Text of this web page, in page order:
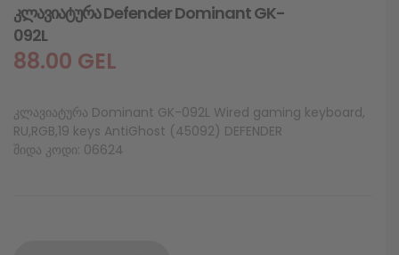
კლავიატურა Defender Dominant GK-
092L
88.00 GEL
კლავიატურა Dominant GK-092L Wired gaming keyboard,
RU,RGB,19 keys AntiGhost (45092) DEFENDER
შიდა კოდი: 06624